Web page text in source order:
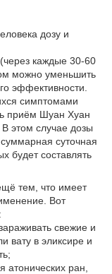
дозу и
каждые 30-60
можно уменьшить
эффективности.
симптомами
приём Шуан Хуан
этом случае дозы
суточная
будет составлять
тем, что имеет
Вот
свежие и
вату в эликсире и
атонических ран,